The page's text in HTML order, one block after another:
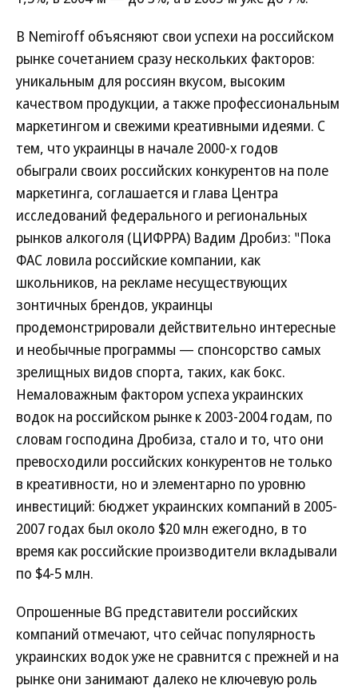
В Nemiroff объясняют свои успехи на российском
рынке сочетанием сразу нескольких факторов:
уникальным для россиян вкусом, высоким
качеством продукции, а также профессиональным
маркетингом и свежими креативными идеями. С
тем, что украинцы в начале 2000-х годов
обыграли своих российских конкурентов на поле
маркетинга, соглашается и глава Центра
исследований федерального и региональных
рынков алкоголя (ЦИФРРА) Вадим Дробиз: "Пока
ФАС ловила российские компании, как
школьников, на рекламе несуществующих
зонтичных брендов, украинцы
продемонстрировали действительно интересные
и необычные программы — спонсорство самых
зрелищных видов спорта, таких, как бокс.
Немаловажным фактором успеха украинских
водок на российском рынке к 2003-2004 годам, по
словам господина Дробиза, стало и то, что они
превосходили российских конкурентов не только
в креативности, но и элементарно по уровню
инвестиций: бюджет украинских компаний в 2005-
2007 годах был около $20 млн ежегодно, в то
время как российские производители вкладывали
по $4-5 млн.
Опрошенные BG представители российских
компаний отмечают, что сейчас популярность
украинских водок уже не сравнится с прежней и на
рынке они занимают далеко не ключевую роль